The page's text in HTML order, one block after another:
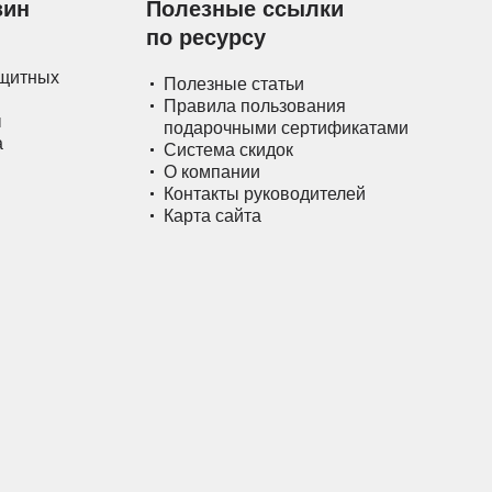
Полезные ссылки
по ресурсу
Полезные статьи
Правила пользования
подарочными сертификатами
Система скидок
О компании
Контакты руководителей
Карта сайта